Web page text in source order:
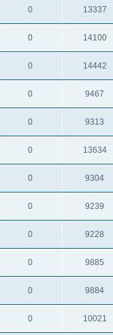
0 13337
0 14100
0 14442
0 9467
0 9313
0 13634
0 9304
0 9239
0 9228
0 9885
0 9884
0 10021